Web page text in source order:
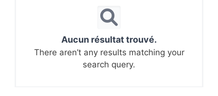
Aucun résultat trouvé.
There aren’t any results matching your
search query.